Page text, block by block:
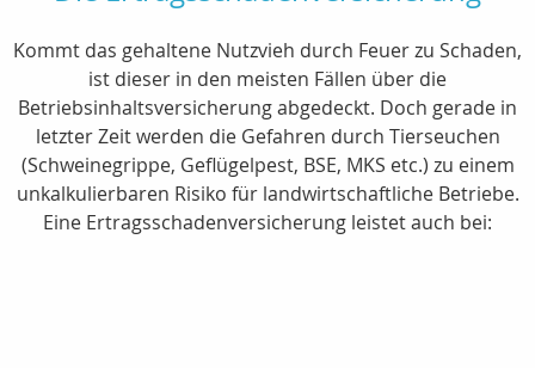
Kommt das gehaltene Nutzvieh durch Feuer zu Schaden,
ist dieser in den meisten Fällen über die
Betriebsinhaltsversicherung abgedeckt. Doch gerade in
letzter Zeit werden die Gefahren durch Tierseuchen
(Schweinegrippe, Geflügelpest, BSE, MKS etc.) zu einem
unkalkulierbaren Risiko für landwirtschaftliche Betriebe.
Eine Ertragsschadenversicherung leistet auch bei: